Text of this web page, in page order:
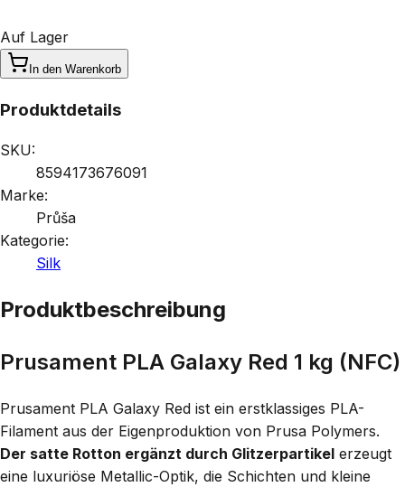
Auf Lager
In den Warenkorb
Produktdetails
SKU:
8594173676091
Marke:
Průša
Kategorie:
Silk
Produktbeschreibung
Prusament PLA Galaxy Red 1 kg (NFC)
Prusament PLA Galaxy Red ist ein erstklassiges PLA-
Filament aus der Eigenproduktion von Prusa Polymers.
Der satte Rotton ergänzt durch Glitzerpartikel erzeugt
eine luxuriöse Metallic-Optik, die Schichten und kleine